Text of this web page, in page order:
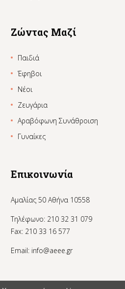
Ζώντας Μαζί
Παιδιά
Έφηβοι
Νέοι
Ζευγάρια
Αραβόφωνη Συνάθροιση
Γυναίκες
Επικοινωνία
Αμαλίας 50 Αθήνα 10558
Τηλέφωνο: 210 32 31 079
Fax: 210 33 16 577
Email: info@aeee.gr